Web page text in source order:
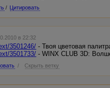
/ Цитировать
в 22:32
3501246/ - Твоя цветовая
3501733/ - WINX CLUB 3D:
/ Скрыть ветку